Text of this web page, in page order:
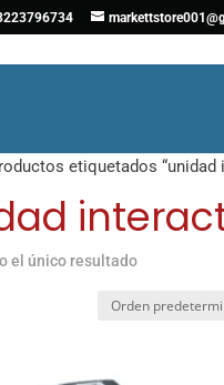
etiquetados “unidad
el único resultado